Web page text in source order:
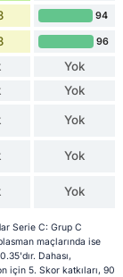
94
96
Yok
Yok
Yok
Yok
Yok
Serie C: Grup C
maçlarında ise
Dahası,
için 5. Skor katkıları, 90